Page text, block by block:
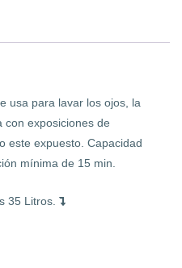
usa para lavar los ojos, la
con exposiciones de
este expuesto. Capacidad
mínima de 15 min.
35 Litros.